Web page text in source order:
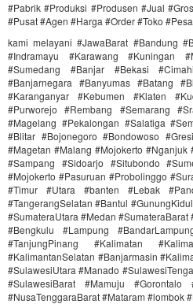
#Pabrik #Produksi #Produsen #Jual
#Pusat #Agen #Harga #Order #Toko
kami melayani #JawaBarat #Bandung
#Indramayu #Karawang #Kuningan
#Sumedang #Banjar #Bekasi
#Banjarnegara #Banyumas #Batang
#Karanganyar #Kebumen #Klaten
#Purworejo #Rembang #Semarang
#Magelang #Pekalongan #Salatiga
#Blitar #Bojonegoro #Bondowoso
#Magetan #Malang #Mojokerto
#Sampang #Sidoarjo #Situbondo
#Mojokerto #Pasuruan #Probolinggo
#Timur #Utara #banten #Lebak
#TangerangSelatan #Bantul
#SumateraUtara #Medan
#Bengkulu #Lampung
#TanjungPinang #Kalimatan
#KalimantanSelatan #Banjarmasin
#SulawesiUtara #Manado
#SulawesiBarat #Mamuju #Gorontalo
#NusaTenggaraBarat #Mataram #lombok